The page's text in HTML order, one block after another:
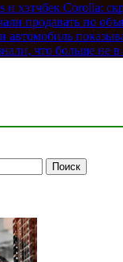
и хэтчбек Corolla:
продавать по
что больше не